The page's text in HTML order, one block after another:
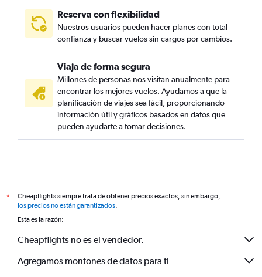
Reserva con flexibilidad
Nuestros usuarios pueden hacer planes con total
confianza y buscar vuelos sin cargos por cambios.
Viaja de forma segura
Millones de personas nos visitan anualmente para
encontrar los mejores vuelos. Ayudamos a que la
planificación de viajes sea fácil, proporcionando
información útil y gráficos basados en datos que
pueden ayudarte a tomar decisiones.
*
Cheapflights siempre trata de obtener precios exactos, sin embargo,
los precios no están garantizados.
Esta es la razón:
Cheapflights no es el vendedor.
Agregamos montones de datos para ti